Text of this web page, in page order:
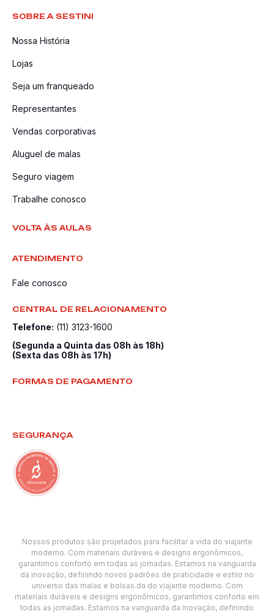
SOBRE A SESTINI
Nossa História
Lojas
Seja um franqueado
Representantes
Vendas corporativas
Aluguel de malas
Seguro viagem
Trabalhe conosco
VOLTA ÀS AULAS
ATENDIMENTO
Fale conosco
CENTRAL DE RELACIONAMENTO
Telefone: (11) 3123-1600
(Segunda a Quinta das 08h às 18h)
(Sexta das 08h às 17h)
FORMAS DE PAGAMENTO
SEGURANÇA
Nossos produtos são projetados para facilitar a vida do viajante
moderno. Com materiais duráveis e designs ergonômicos,
garantimos conforto em todas as jornadas. Estamos na vanguarda
da inovação, definindo novos padrões de praticidade e estilo no
universo das malas e bolsas.da do viajante moderno. Com
materiais duráveis e designs ergonômicos, garantimos conforto em
todas as jornadas. Estamos na vanguarda da inovação, definindo